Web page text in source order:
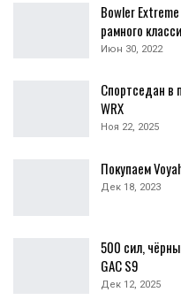
Bowler
рамного
Июн 30, 2022
Спортседан в
WRX
Ноя 22, 2025
Покупаем
Дек 18, 2023
500 сил,
GAC S9
Дек 12, 2025